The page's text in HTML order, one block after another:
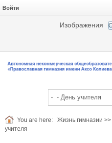
Войти
Изображения
You are here: Жизнь гимназии >>
учителя